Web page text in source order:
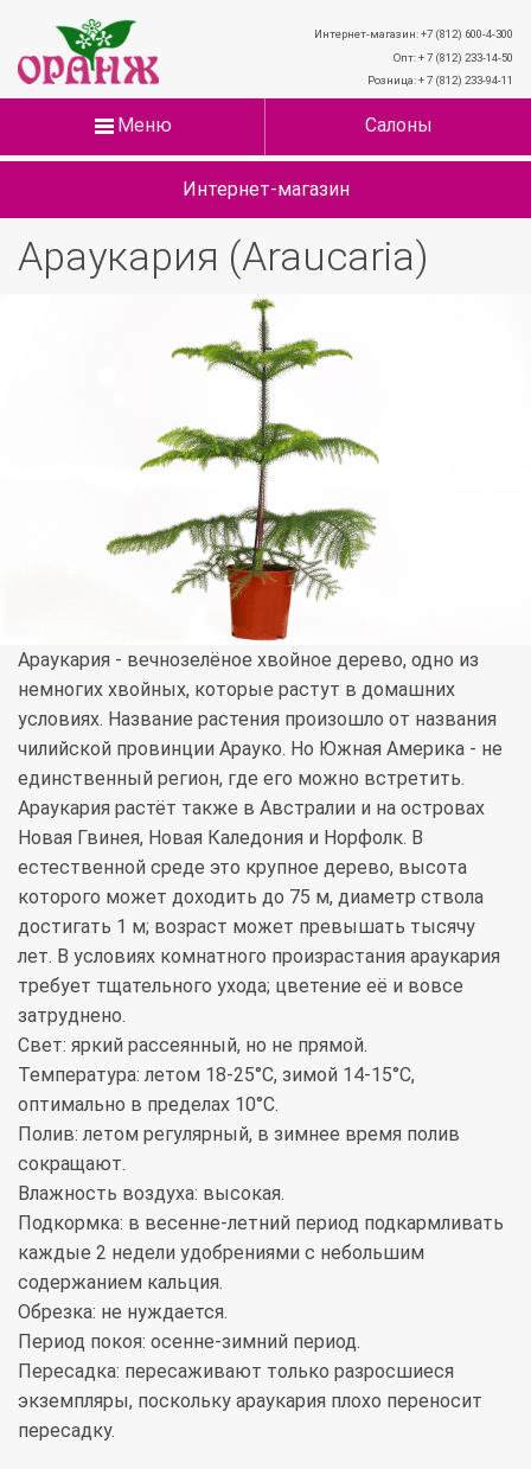
Интернет-магазин: +7 (812) 600-4-300
Опт: + 7 (812) 233-14-50
Розница: + 7 (812) 233-94-11
Меню Салоны
Интернет-магазин
Араукария (Araucaria)
Араукария - вечнозелёное хвойное дерево, одно из
немногих хвойных, которые растут в домашних
условиях. Название растения произошло от названия
чилийской провинции Арауко. Но Южная Америка - не
единственный регион, где его можно встретить.
Араукария растёт также в Австралии и на островах
Новая Гвинея, Новая Каледония и Норфолк. В
естественной среде это крупное дерево, высота
которого может доходить до 75 м, диаметр ствола
достигать 1 м; возраст может превышать тысячу
лет. В условиях комнатного произрастания араукария
требует тщательного ухода; цветение её и вовсе
затруднено.
Свет: яркий рассеянный, но не прямой.
Температура: летом 18-25°С, зимой 14-15°С,
оптимально в пределах 10°С.
Полив: летом регулярный, в зимнее время полив
сокращают.
Влажность воздуха: высокая.
Подкормка: в весенне-летний период подкармливать
каждые 2 недели удобрениями с небольшим
содержанием кальция.
Обрезка: не нуждается.
Период покоя: осенне-зимний период.
Пересадка: пересаживают только разросшиеся
экземпляры, поскольку араукария плохо переносит
пересадку.